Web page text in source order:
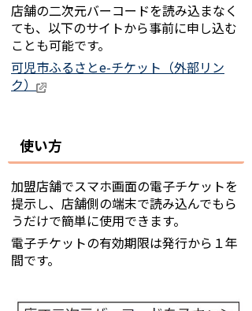
店舗の二次元バーコードを読み込まなく
ても、以下のサイトから事前に申し込む
ことも可能です。
可児市ふるさとe-チケット（外部リン
ク）
使い方
加盟店舗でスマホ画面の電子チケットを
提示し、店舗側の端末で読み込んでもら
うだけで簡単に使用できます。
電子チケットの有効期限は発行から１年
間です。